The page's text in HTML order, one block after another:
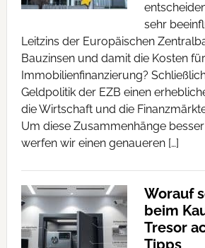
sehr
Leitzins der Europäischen
Bauzinsen und damit die Kosten
Immobilienfinanzierung?
Geldpolitik der EZB einen
die Wirtschaft und die
Um diese Zusammenhänge
werfen wir einen genaueren […]
Worauf
beim
Tresor
Tipps